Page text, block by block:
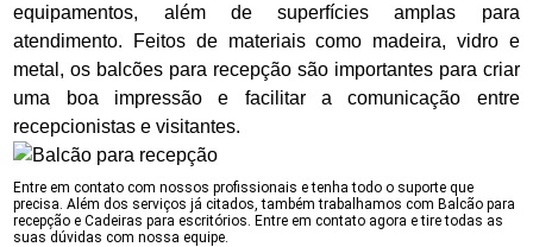
equipamentos, além de superfícies amplas para
atendimento. Feitos de materiais como madeira, vidro e
metal, os balcões para recepção são importantes para criar
uma boa impressão e facilitar a comunicação entre
recepcionistas e visitantes.
Entre em contato com nossos profissionais e tenha todo o suporte que
precisa. Além dos serviços já citados, também trabalhamos com Balcão para
recepção e Cadeiras para escritórios. Entre em contato agora e tire todas as
suas dúvidas com nossa equipe.